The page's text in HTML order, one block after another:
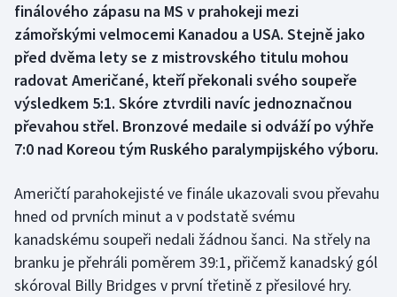
Box
Curling
Dostihy
Florbal
Futsal
Golf
Gymnastika
finálového zápasu na MS v prahokeji mezi
zámořskými velmocemi Kanadou a USA. Stejně jako
před dvěma lety se z mistrovského titulu mohou
radovat Američané, kteří překonali svého soupeře
výsledkem 5:1. Skóre ztvrdili navíc jednoznačnou
převahou střel. Bronzové medaile si odváží po výhře
7:0 nad Koreou tým Ruského paralympijského výboru.
Američtí parahokejisté ve finále ukazovali svou převahu
hned od prvních minut a v podstatě svému
kanadskému soupeři nedali žádnou šanci. Na střely na
branku je přehráli poměrem 39:1, přičemž kanadský gól
skóroval Billy Bridges v první třetině z přesilové hry.